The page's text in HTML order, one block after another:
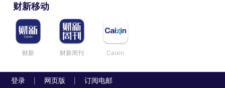
财新移动
财新 财新周刊 Caixin
登录 网页版 订阅电邮